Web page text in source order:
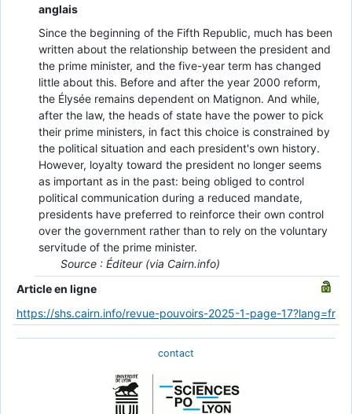
anglais
Since the beginning of the Fifth Republic, much has been
written about the relationship between the president and
the prime minister, and the five-year term has changed
little about this. Before and after the year 2000 reform,
the Élysée remains dependent on Matignon. And while,
after the law, the heads of state have the power to pick
their prime ministers, in fact this choice is constrained by
the political situation and each president's own history.
However, loyalty toward the president no longer seems
as important as in the past: being obliged to control
political communication during a reduced mandate,
presidents have preferred to reinforce their own control
over the government rather than to rely on the voluntary
servitude of the prime minister.
Source : Éditeur (via Cairn.info)
Article en ligne
https://shs.cairn.info/revue-pouvoirs-2025-1-page-17?lang=fr
contact